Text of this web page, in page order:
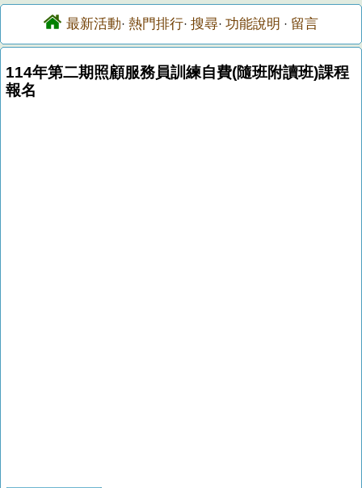
最新活動· 熱門排行· 搜尋· 功能說明 · 留言
114年第二期照顧服務員訓練自費(隨班附讀班)課程
報名